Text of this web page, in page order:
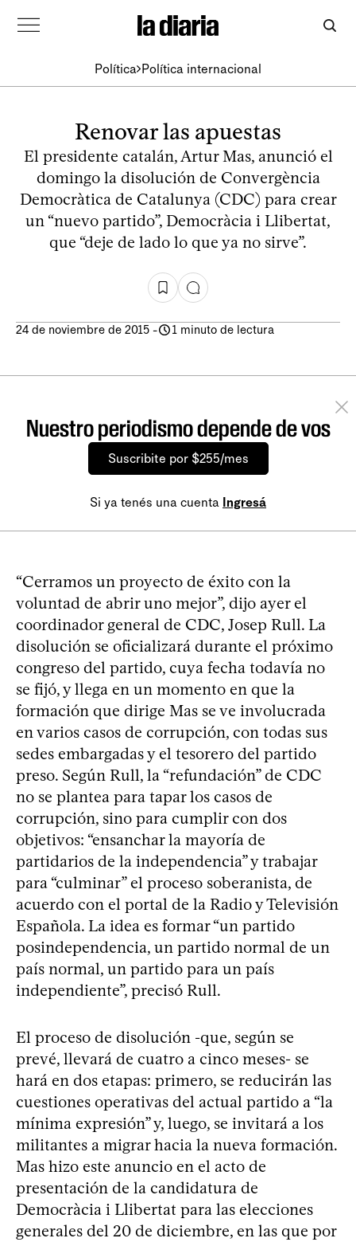
Política Política internacional
Renovar las apuestas
El presidente catalán, Artur Mas, anunció el
domingo la disolución de Convergència
Democràtica de Catalunya (CDC) para crear
un “nuevo partido”, Democràcia i Llibertat,
que “deje de lado lo que ya no sirve”.
24 de noviembre de 2015 - 1 minuto de lectura
Nuestro periodismo depende de vos
Suscribite por $255/mes
Si ya tenés una cuenta Ingresá
“Cerramos un proyecto de éxito con la
voluntad de abrir uno mejor”, dijo ayer el
coordinador general de CDC, Josep Rull. La
disolución se oficializará durante el próximo
congreso del partido, cuya fecha todavía no
se fijó, y llega en un momento en que la
formación que dirige Mas se ve involucrada
en varios casos de corrupción, con todas sus
sedes embargadas y el tesorero del partido
preso. Según Rull, la “refundación” de CDC
no se plantea para tapar los casos de
corrupción, sino para cumplir con dos
objetivos: “ensanchar la mayoría de
partidarios de la independencia” y trabajar
para “culminar” el proceso soberanista, de
acuerdo con el portal de la Radio y Televisión
Española. La idea es formar “un partido
posindependencia, un partido normal de un
país normal, un partido para un país
independiente”, precisó Rull.
El proceso de disolución -que, según se
prevé, llevará de cuatro a cinco meses- se
hará en dos etapas: primero, se reducirán las
cuestiones operativas del actual partido a “la
mínima expresión” y, luego, se invitará a los
militantes a migrar hacia la nueva formación.
Mas hizo este anuncio en el acto de
presentación de la candidatura de
Democràcia i Llibertat para las elecciones
generales del 20 de diciembre, en las que por